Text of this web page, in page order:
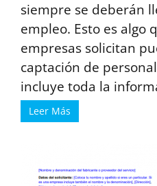
siempre se deberán
empleo. Esto es algo
empresas solicitan
captación de
incluye toda la
Leer Más